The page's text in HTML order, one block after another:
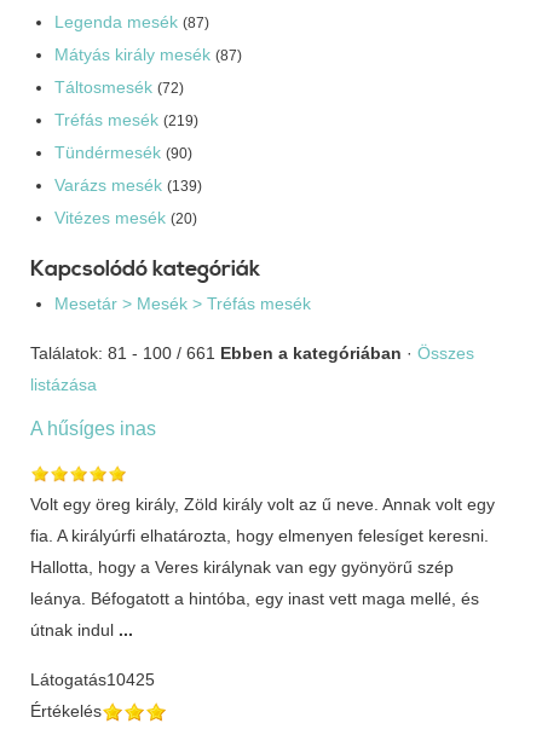
Legenda mesék (87)
Mátyás király mesék (87)
Táltosmesék (72)
Tréfás mesék (219)
Tündérmesék (90)
Varázs mesék (139)
Vitézes mesék (20)
Kapcsolódó kategóriák
Mesetár > Mesék > Tréfás mesék
Találatok: 81 - 100 / 661 Ebben a kategóriában · Összes
listázása
A hűsíges inas
Volt egy öreg király, Zöld király volt az ű neve. Annak volt egy
fia. A királyúrfi elhatározta, hogy elmenyen felesíget keresni.
Hallotta, hogy a Veres királynak van egy gyönyörű szép
leánya. Béfogatott a hintóba, egy inast vett maga mellé, és
útnak indul ...
Látogatás10425
Értékelés